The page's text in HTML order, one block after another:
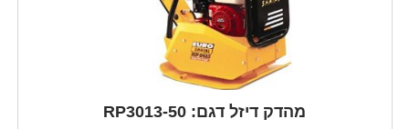
מהדק דיזל דגם: RP3013-50